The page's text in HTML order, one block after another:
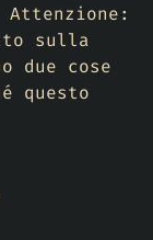
Attenzione:
sulla
due cose
questo